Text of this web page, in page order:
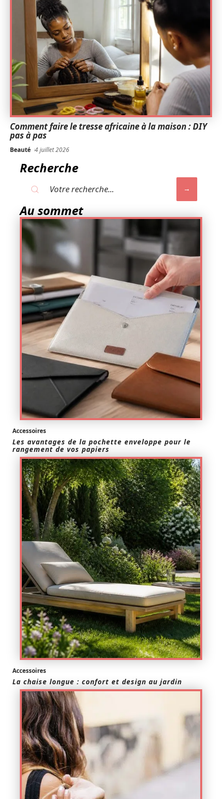
Comment faire le tresse africaine à la maison : DIY
pas à pas
Beauté 4 juillet 2026
Recherche
Au sommet
Accessoires
Les avantages de la pochette enveloppe pour le
rangement de vos papiers
Accessoires
La chaise longue : confort et design au jardin